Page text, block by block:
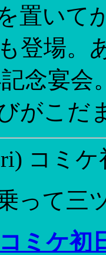
置いて
登場。
念宴会
がこだ
コミケ
って三
コミケ初